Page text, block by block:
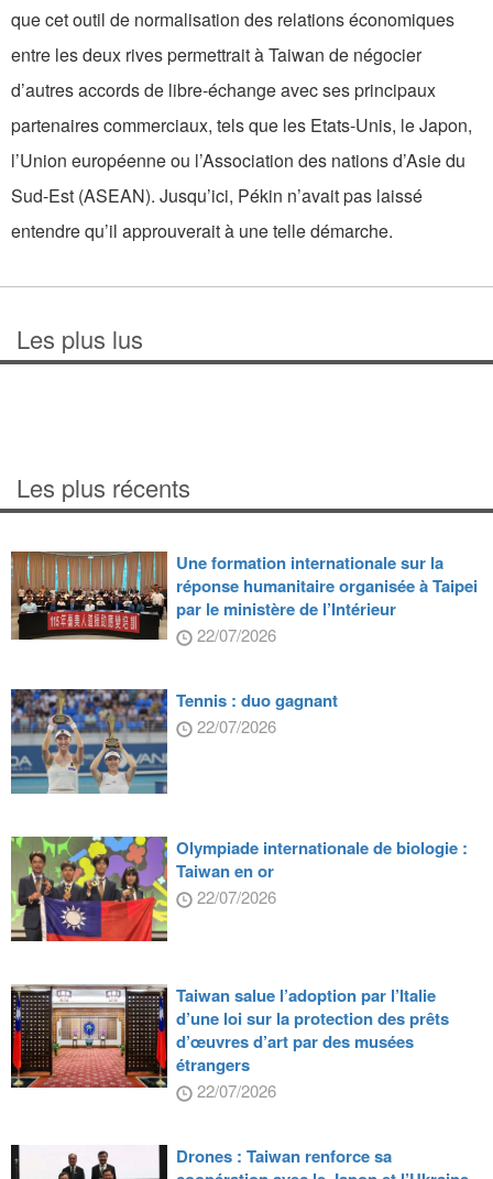
que cet outil de normalisation des relations économiques
entre les deux rives permettrait à Taiwan de négocier
d’autres accords de libre-échange avec ses principaux
partenaires commerciaux, tels que les Etats-Unis, le Japon,
l’Union européenne ou l’Association des nations d’Asie du
Sud-Est (ASEAN). Jusqu’ici, Pékin n’avait pas laissé
entendre qu’il approuverait à une telle démarche.
Les plus lus
Les plus récents
Une formation internationale sur la
réponse humanitaire organisée à Taipei
par le ministère de l’Intérieur
22/07/2026
Tennis : duo gagnant
22/07/2026
Olympiade internationale de biologie :
Taiwan en or
22/07/2026
Taiwan salue l’adoption par l’Italie
d’une loi sur la protection des prêts
d’œuvres d’art par des musées
étrangers
22/07/2026
Drones : Taiwan renforce sa